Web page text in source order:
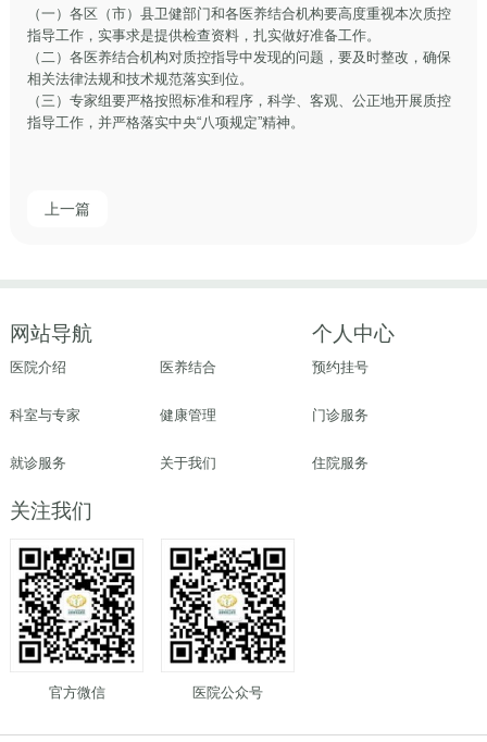
（一）各区（市）县卫健部门和各医养结合机构要高度重视本次质控
指导工作，实事求是提供检查资料，扎实做好准备工作。
（二）各医养结合机构对质控指导中发现的问题，要及时整改，确保
相关法律法规和技术规范落实到位。
（三）专家组要严格按照标准和程序，科学、客观、公正地开展质控
指导工作，并严格落实中央“八项规定”精神。
上一篇
网站导航
医院介绍
科室与专家
就诊服务
医养结合
健康管理
关于我们
个人中心
预约挂号
门诊服务
住院服务
关注我们
官方微信 医院公众号